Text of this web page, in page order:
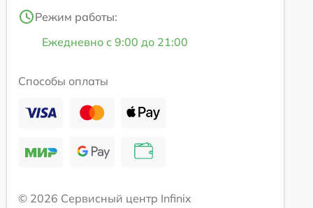
Режим работы:
Ежедневно с 9:00 до 21:00
Способы оплаты
© 2026 Сервисный центр Infinix